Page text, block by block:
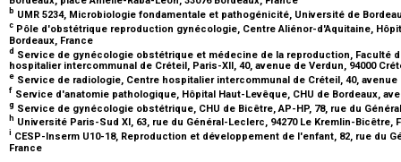
b UMR 5234, Microbiologie fondamentale et pathogénicité, Université de
c Pôle d'obstétrique reproduction gynécologie, Centre Aliénor-d'Aquitaine,
Bordeaux, France
d Service de gynécologie obstétrique et médecine de la reproduction, Faculté
hospitalier intercommunal de Créteil, Paris-XII, 40, avenue de Verdun, 94000
e Service de radiologie, Centre hospitalier intercommunal de Créteil, 40, avenue
f Service d'anatomie pathologique, Hôpital Haut-Levêque, CHU de Bordeaux,
g Service de gynécologie obstétrique, CHU de Bicêtre, AP-HP, 78, rue du
h Université Paris-Sud XI, 63, rue du Général-Leclerc, 94270 Le Kremlin-Bicêtre,
i CESP-Inserm U10-18, Reproduction et développement de l'enfant, 82, rue du
France